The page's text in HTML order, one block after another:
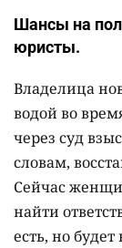
Шансы на
юристы.
Владелица
водой во
через суд
словам,
Сейчас
найти
есть, но